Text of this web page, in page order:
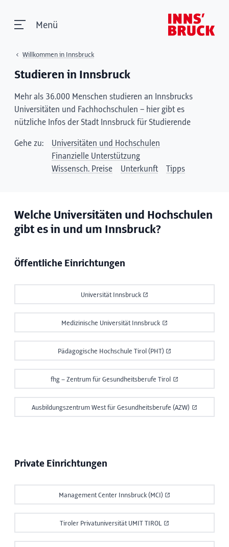
Menü
Willkommen in Innsbruck
Studieren in Innsbruck
Mehr als 36.000 Menschen studieren an Innsbrucks
Universitäten und Fachhochschulen – hier gibt es
nützliche Infos der Stadt Innsbruck für Studierende
Gehe zu:
Universitäten und Hochschulen
Finanzielle Unterstützung
Wissensch. Preise
Unterkunft Tipps
Welche Universitäten und Hochschulen
gibt es in und um Innsbruck?
Öffentliche Einrichtungen
Universität Innsbruck
Medizinische Universität Innsbruck
Pädagogische Hochschule Tirol (PHT)
fhg – Zentrum für Gesundheitsberufe Tirol
Ausbildungszentrum West für Gesundheitsberufe (AZW)
Private Einrichtungen
Management Center Innsbruck (MCI)
Tiroler Privatuniversität UMIT TIROL